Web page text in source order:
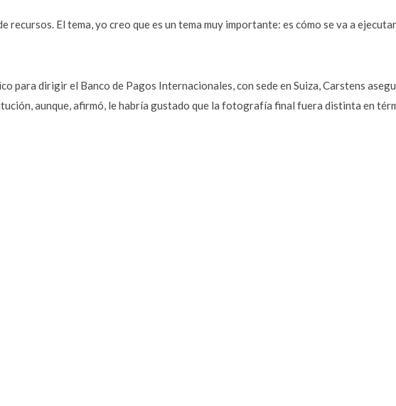
recursos. El tema, yo creo que es un tema muy importante: es cómo se va a
para dirigir el Banco de Pagos Internacionales, con sede en Suiza, Carstens
aunque, afirmó, le habría gustado que la fotografía final fuera distinta en